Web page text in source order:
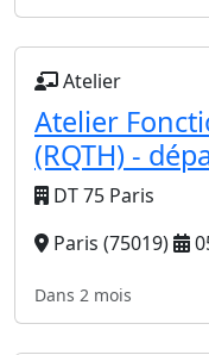
Atelier
Atelier
(RQTH) -
DT 75 Paris
Paris (75019)
Dans 2 mois